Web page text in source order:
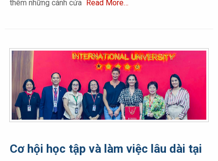
thêm những cánh cửa Read More…
Cơ hội học tập và làm việc lâu dài tại